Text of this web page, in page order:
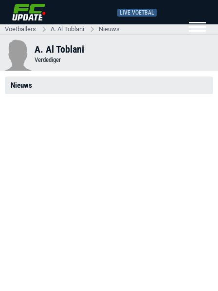
LIVE VOETBAL
Voetballers A. Al Toblani Nieuws
A. Al Toblani
Verdediger
Nieuws